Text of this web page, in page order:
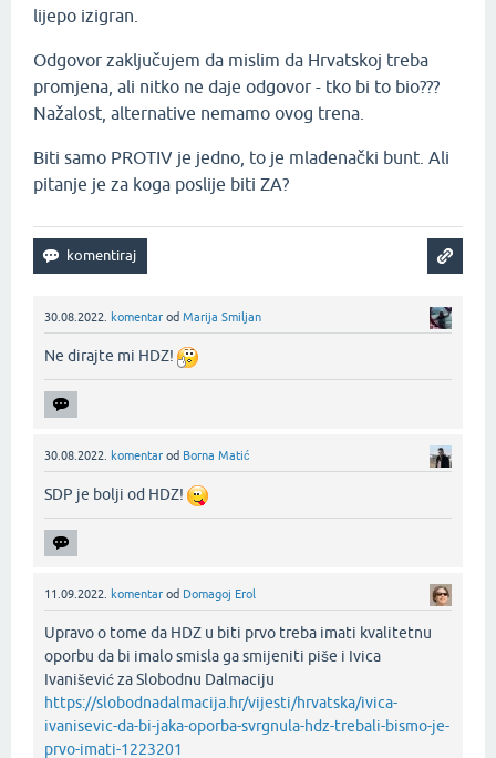
lijepo izigran.
Odgovor zaključujem da mislim da Hrvatskoj treba
promjena, ali nitko ne daje odgovor - tko bi to bio???
Nažalost, alternative nemamo ovog trena.
Biti samo PROTIV je jedno, to je mladenački bunt. Ali
pitanje je za koga poslije biti ZA?
30.08.2022. komentar od Marija Smiljan
Ne dirajte mi HDZ!
30.08.2022. komentar od Borna Matić
SDP je bolji od HDZ!
11.09.2022. komentar od Domagoj Erol
Upravo o tome da HDZ u biti prvo treba imati kvalitetnu
oporbu da bi imalo smisla ga smijeniti piše i Ivica
Ivanišević za Slobodnu Dalmaciju
https://slobodnadalmacija.hr/vijesti/hrvatska/ivica-
ivanisevic-da-bi-jaka-oporba-svrgnula-hdz-trebali-bismo-je-
prvo-imati-1223201